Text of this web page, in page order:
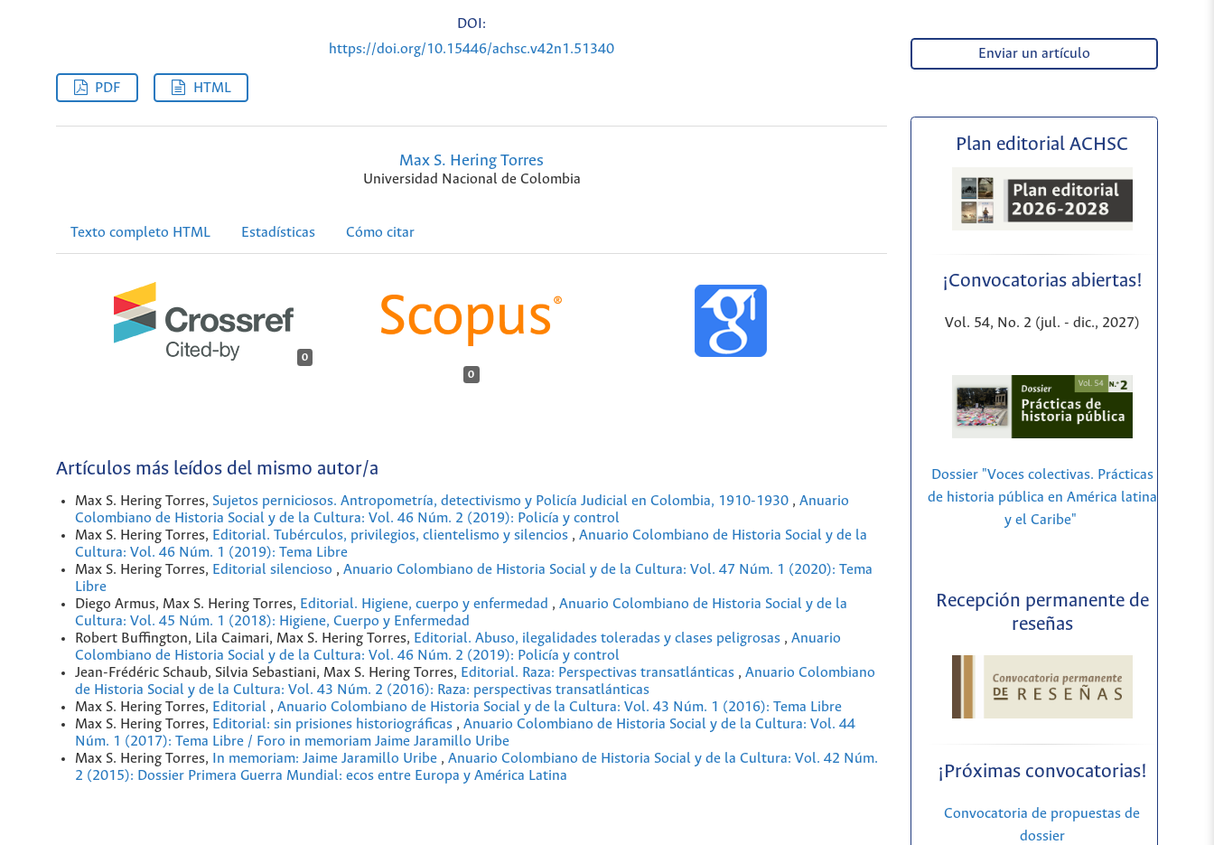
DOI:
https://doi.org/10.15446/achsc.v42n1.51340
PDF HTML
Max S. Hering Torres
Universidad Nacional de Colombia
Texto completo HTML Estadísticas Cómo citar
0
0
Artículos más leídos del mismo autor/a
Max S. Hering Torres, Sujetos perniciosos. Antropometría, detectivismo y Policía Judicial en Colombia, 1910-1930 , Anuario
Colombiano de Historia Social y de la Cultura: Vol. 46 Núm. 2 (2019): Policía y control
Max S. Hering Torres, Editorial. Tubérculos, privilegios, clientelismo y silencios , Anuario Colombiano de Historia Social y de la
Cultura: Vol. 46 Núm. 1 (2019): Tema Libre
Max S. Hering Torres, Editorial silencioso , Anuario Colombiano de Historia Social y de la Cultura: Vol. 47 Núm. 1 (2020): Tema
Libre
Diego Armus, Max S. Hering Torres, Editorial. Higiene, cuerpo y enfermedad , Anuario Colombiano de Historia Social y de la
Cultura: Vol. 45 Núm. 1 (2018): Higiene, Cuerpo y Enfermedad
Robert Buffington, Lila Caimari, Max S. Hering Torres, Editorial. Abuso, ilegalidades toleradas y clases peligrosas , Anuario
Colombiano de Historia Social y de la Cultura: Vol. 46 Núm. 2 (2019): Policía y control
Jean-Frédéric Schaub, Silvia Sebastiani, Max S. Hering Torres, Editorial. Raza: Perspectivas transatlánticas , Anuario Colombiano
de Historia Social y de la Cultura: Vol. 43 Núm. 2 (2016): Raza: perspectivas transatlánticas
Max S. Hering Torres, Editorial , Anuario Colombiano de Historia Social y de la Cultura: Vol. 43 Núm. 1 (2016): Tema Libre
Max S. Hering Torres, Editorial: sin prisiones historiográficas , Anuario Colombiano de Historia Social y de la Cultura: Vol. 44
Núm. 1 (2017): Tema Libre / Foro in memoriam Jaime Jaramillo Uribe
Max S. Hering Torres,
In memoriam: Jaime Jaramillo Uribe , Anuario Colombiano de Historia Social y de la Cultura: Vol. 42 Núm.
2 (2015): Dossier Primera Guerra Mundial: ecos entre Europa y América Latina
Enviar un artículo
Plan editorial ACHSC
¡Convocatorias abiertas!
Vol. 54, No. 2 (jul. - dic., 2027)
Dossier "Voces colectivas. Prácticas
de historia pública en América latina
y el Caribe"
Recepción permanente de
reseñas
¡Próximas convocatorias!
Convocatoria de propuestas de
dossier